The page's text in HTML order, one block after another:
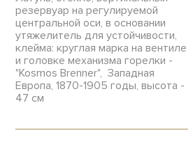
резервуар на регулируемой
центральной оси, в основании
утяжелитель для устойчивости,
клейма: круглая марка на вентиле
и головке механизма горелки -
"Kosmos Brenner", Западная
Европа, 1870-1905 годы, высота -
47 см